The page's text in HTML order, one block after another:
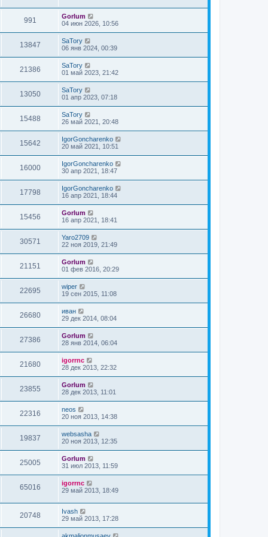
991
Gorlum
04 июн 2026, 10:56
13847
SaTory
06 янв 2024, 00:39
21386
SaTory
01 май 2023, 21:42
13050
SaTory
01 апр 2023, 07:18
15488
SaTory
26 май 2021, 20:48
15642
IgorGoncharenko
20 май 2021, 10:51
16000
IgorGoncharenko
30 апр 2021, 18:47
17798
IgorGoncharenko
16 апр 2021, 18:44
15456
Gorlum
16 апр 2021, 18:41
30571
Yaro2709
22 ноя 2019, 21:49
21151
Gorlum
01 фев 2016, 20:29
22695
wiper
19 сен 2015, 11:08
26680
иван
29 дек 2014, 08:04
27386
Gorlum
28 янв 2014, 06:04
21680
igorrnc
28 дек 2013, 22:32
23855
Gorlum
28 дек 2013, 11:01
22316
neos
20 ноя 2013, 14:38
19837
websasha
20 ноя 2013, 12:35
25005
Gorlum
31 июл 2013, 11:59
65016
igorrnc
29 май 2013, 18:49
20748
Ivash
29 май 2013, 17:28
akmaljonmusaev